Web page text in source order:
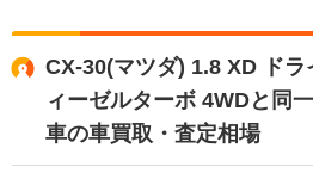
CX-30(マツダ) 1.8 XD ド
ィーゼルターボ 4WDと同
車の車買取・査定相場